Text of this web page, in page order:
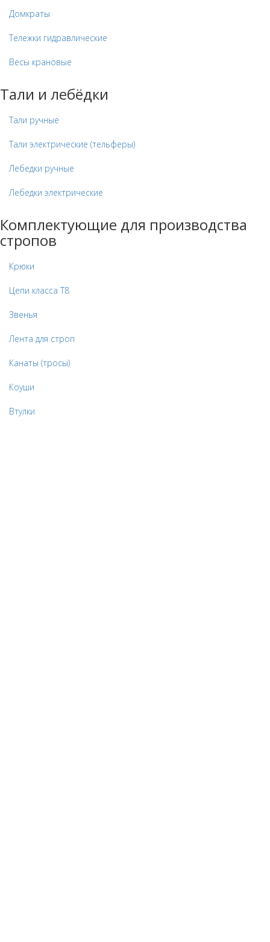
Домкраты
Тележки гидравлические
Весы крановые
Тали и лебёдки
Тали ручные
Тали электрические (тельферы)
Лебедки ручные
Лебедки электрические
Комплектующие для производства
стропов
Крюки
Цепи класса Т8
Звенья
Лента для строп
Канаты (тросы)
Коуши
Втулки